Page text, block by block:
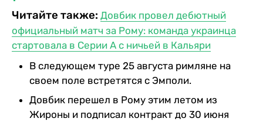
Читайте также: Довбик провел дебютный
официальный матч за Рому: команда украинца
стартовала в Серии А с ничьей в Кальяри
В следующем туре 25 августа римляне на
своем поле встретятся с Эмполи.
Довбик перешел в Рому этим летом из
Жироны и подписал контракт до 30 июня